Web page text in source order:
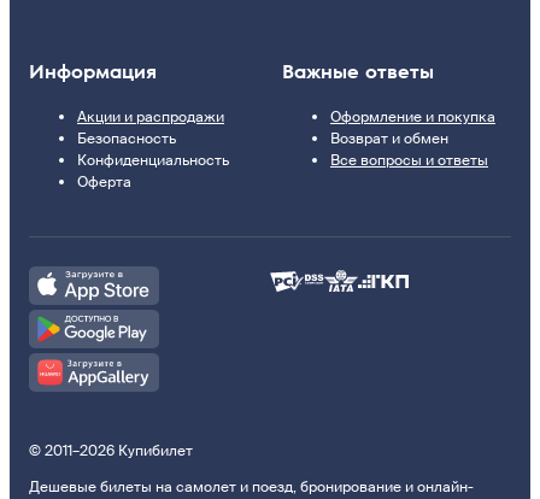
Информация
Акции и распродажи
Безопасность
Конфиденциальность
Оферта
Важные ответы
Оформление и покупка
Возврат и обмен
Все вопросы и ответы
© 2011–2026 Купибилет
Дешевые билеты на самолет и поезд, бронирование и онлайн-